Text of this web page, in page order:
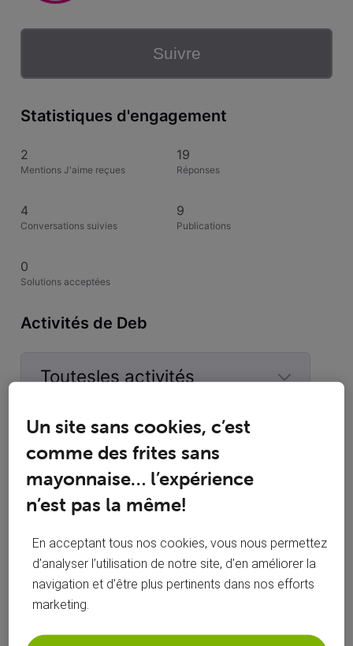
Suivre
Statistiques d'engagement
2
Mentions J'aime reçues
19
Réponses
4
Conversations suivies
9
Publications
0
Solutions acceptées
Activités de Deb
Toutesles activités
Toutesles
activités
a commenté sur la publication de
D Plus de connexion sur huy
ensuite dans l'après-midi un technicien (voo ?) a travaillé sur
le poteau en face puis plus rien... y a t il une panne ou ça
vient de chez-moi ? Merci
D
Ok merci
Un site sans cookies, c’est
comme des frites sans
mayonnaise… l’expérience
n’est pas la même!
En acceptant tous nos cookies, vous nous permettez
d’analyser l’utilisation de notre site, d’en améliorer la
navigation et d’être plus pertinents dans nos efforts
marketing.